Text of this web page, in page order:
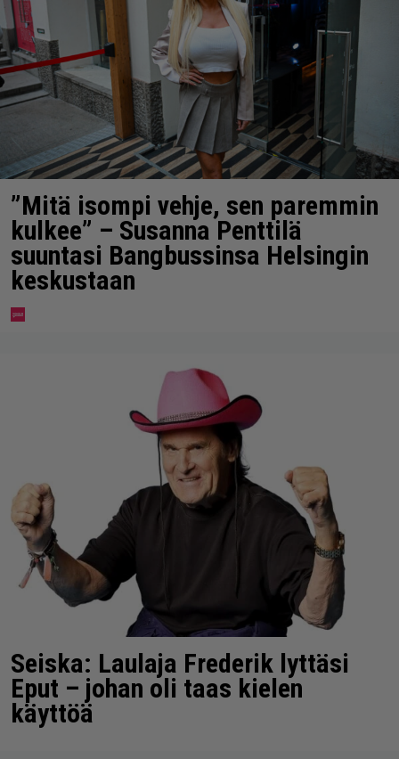
”Mitä isompi vehje, sen paremmin
kulkee” – Susanna Penttilä
suuntasi Bangbussinsa Helsingin
keskustaan
Seiska: Laulaja Frederik lyttäsi
Eput – johan oli taas kielen
käyttöä